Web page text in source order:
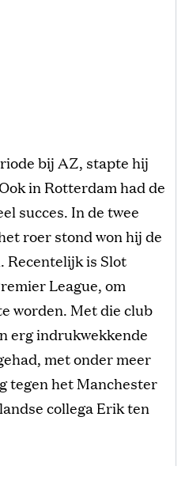
bij AZ, stapte hij
in Rotterdam had de
succes. In de twee
roer stond won hij de
Recentelijk is Slot
League, om
worden. Met die club
erg indrukwekkende
met onder meer
tegen het Manchester
collega Erik ten